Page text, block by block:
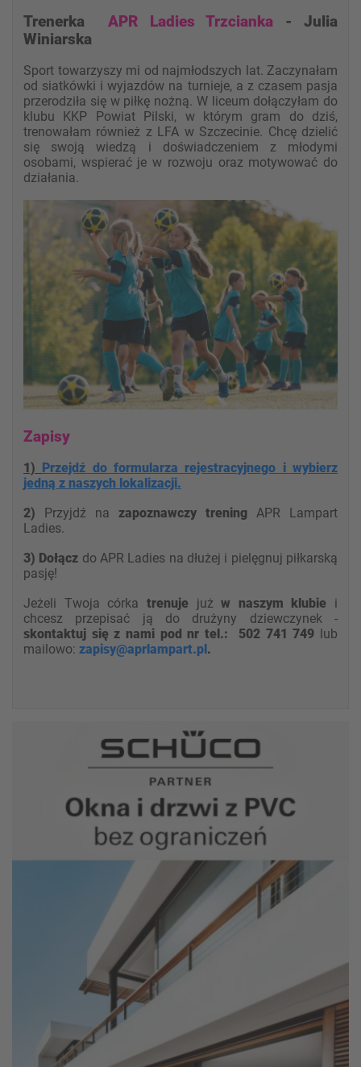
Trenerka APR Ladies Trzcianka - Julia
Winiarska
Sport towarzyszy mi od najmłodszych lat. Zaczynałam
od siatkówki i wyjazdów na turnieje, a z czasem pasja
przerodziła się w piłkę nożną. W liceum dołączyłam do
klubu KKP Powiat Pilski, w którym gram do dziś,
trenowałam również z LFA w Szczecinie. Chcę dzielić
się swoją wiedzą i doświadczeniem z młodymi
osobami, wspierać je w rozwoju oraz motywować do
działania.
Zapisy
1)
Przejdź do formularza rejestracyjnego i wybierz
jedną z naszych lokalizacji.
2)
Przyjdź na zapoznawczy trening APR Lampart
Ladies.
3) Dołącz do APR Ladies na dłużej i pielęgnuj piłkarską
pasję!
Jeżeli Twoja córka trenuje jużw naszym klubie i
chcesz przepisać ją do drużyny dziewczynek -
skontaktuj się z nami pod nr tel.: 502 741 749 lub
mailowo: zapisy@aprlampart.pl .